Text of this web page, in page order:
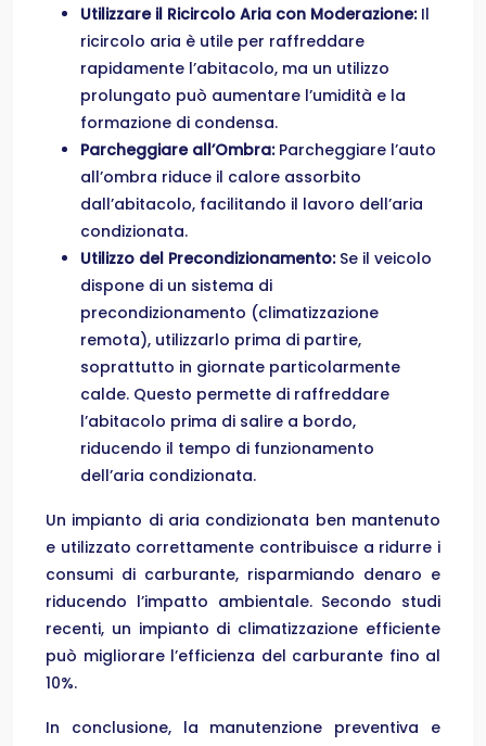
Utilizzare il Ricircolo Aria con Moderazione: Il
ricircolo aria è utile per raffreddare
rapidamente l’abitacolo, ma un utilizzo
prolungato può aumentare l’umidità e la
formazione di condensa.
Parcheggiare all’Ombra: Parcheggiare l’auto
all’ombra riduce il calore assorbito
dall’abitacolo, facilitando il lavoro dell’aria
condizionata.
Utilizzo del Precondizionamento: Se il veicolo
dispone di un sistema di
precondizionamento (climatizzazione
remota), utilizzarlo prima di partire,
soprattutto in giornate particolarmente
calde. Questo permette di raffreddare
l’abitacolo prima di salire a bordo,
riducendo il tempo di funzionamento
dell’aria condizionata.
Un impianto di aria condizionata ben mantenuto
e utilizzato correttamente contribuisce a ridurre i
consumi di carburante, risparmiando denaro e
riducendo l’impatto ambientale. Secondo studi
recenti, un impianto di climatizzazione efficiente
può migliorare l’efficienza del carburante fino al
10%.
In conclusione, la manutenzione preventiva e